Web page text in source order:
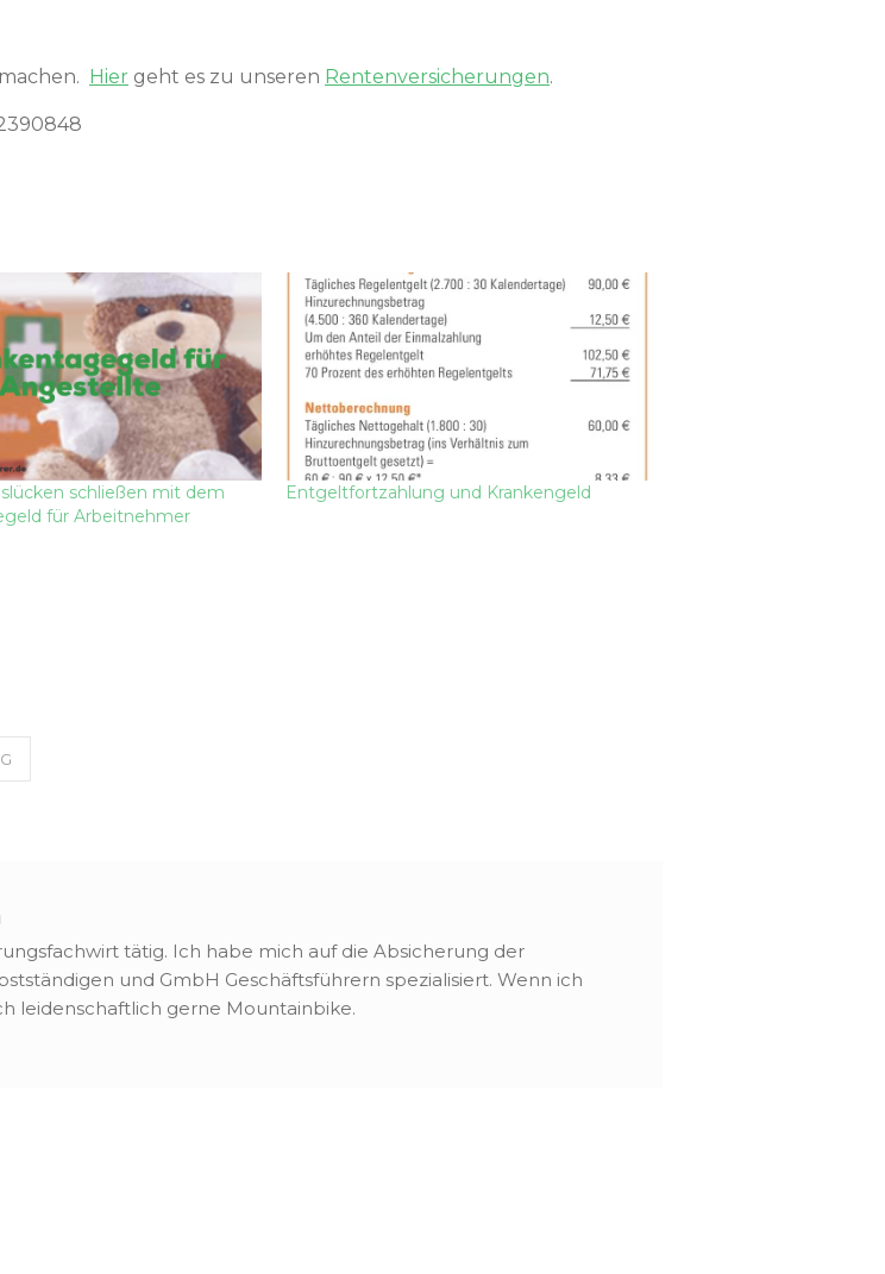
Hier geht es zu unseren Rentenversicherungen.
schließen mit dem
für Arbeitnehmer
Entgeltfortzahlung und Krankengeld
tätig. Ich habe mich auf die Absicherung der
und GmbH Geschäftsführern spezialisiert. Wenn ich
leidenschaftlich gerne Mountainbike.